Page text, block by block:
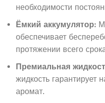
необходимости
Ёмкий аккумулятор:
обеспечивает
протяжении всего
Премиальная
жидкость
аромат.